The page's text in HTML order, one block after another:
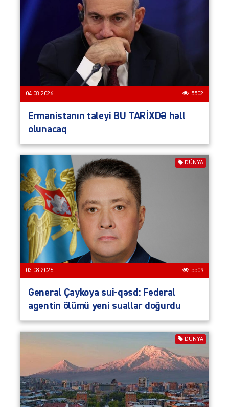
04.08.2026 5502
Ermənistanın taleyi BU TARİXDƏ həll
olunacaq
DÜNYA
03.08.2026 5509
General Çaykoya sui-qəsd: Federal
agentin ölümü yeni suallar doğurdu
DÜNYA